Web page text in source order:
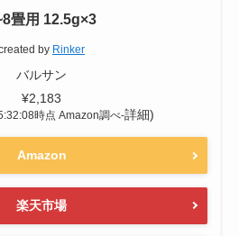
畳用 12.5g×3
by Rinker
バルサン
¥2,183
時点 Amazon調べ-詳細)
Amazon
楽天市場